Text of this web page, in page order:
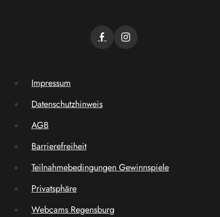
Impressum
Datenschutzhinweis
AGB
Barrierefreiheit
Teilnahmebedingungen Gewinnspiele
Privatsphäre
Webcams Regensburg